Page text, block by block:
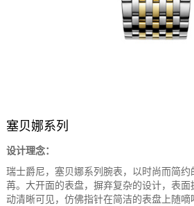
塞贝娜系列
设计理念：
瑞士爵尼，塞贝娜系列腕表，以时尚而简
苒。大开面的表盘，摒弃复杂的设计，表
动清晰可见，仿佛指针在简洁的表盘上随